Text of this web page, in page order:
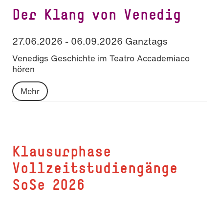
Der Klang von Venedig
27.06.2026 - 06.09.2026 Ganztags
Venedigs Geschichte im Teatro Accademiaco
hören
Mehr
Klausurphase
Vollzeitstudiengänge
SoSe 2026